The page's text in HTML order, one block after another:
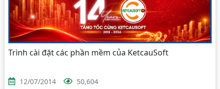
Trình cài đặt các phần mềm của KetcauSoft
12/07/2014 50,604